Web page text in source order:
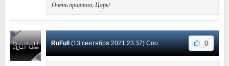
Очень приятно, Царь!
RuFull (13 сентября 2021 23:37) Сообщение #255 0